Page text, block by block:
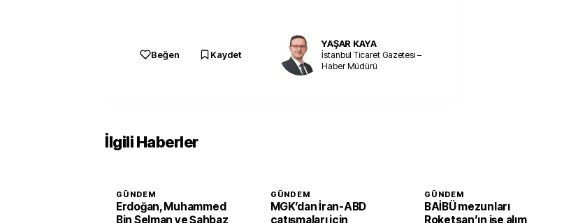
Beğen Kaydet
YAŞAR KAYA
İstanbul Ticaret Gazetesi –
Haber Müdürü
İlgili Haberler
GÜNDEM
Erdoğan, Muhammed
Bin Selman ve Şahbaz
GÜNDEM
MGK’dan İran-ABD
çatışmaları için
GÜNDEM
BAİBÜ mezunları
Roketsan’ın işe alım